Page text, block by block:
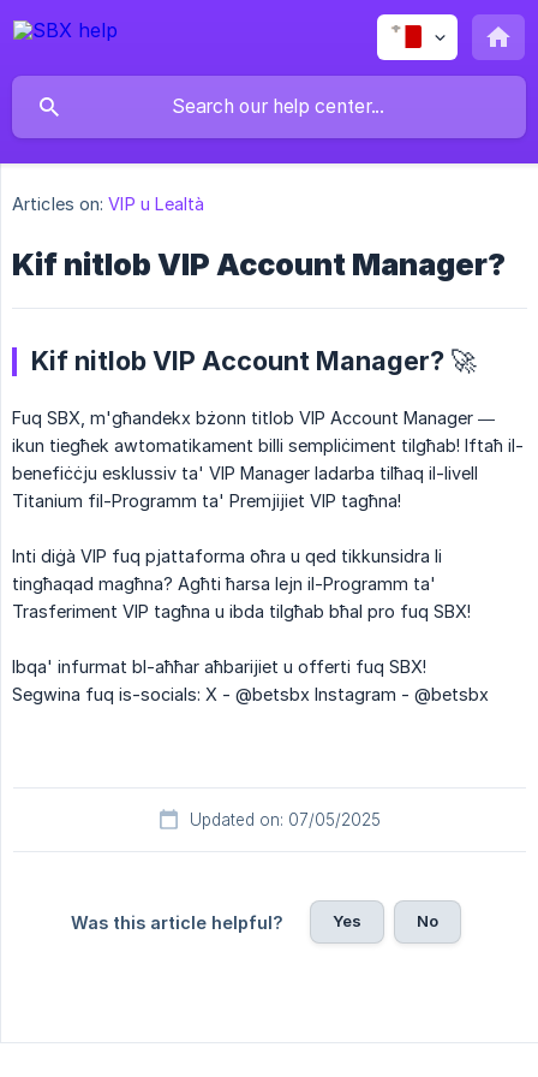
Articles on: VIP u Lealtà
Kif nitlob VIP Account Manager?
Kif nitlob VIP Account Manager? 🚀
Fuq SBX, m'għandekx bżonn titlob VIP Account Manager —
ikun tiegħek awtomatikament billi sempliċiment tilgħab! Iftaħ il-
benefiċċju esklussiv ta' VIP Manager ladarba tilħaq il-livell
Titanium fil-Programm ta' Premjijiet VIP tagħna!
Inti diġà VIP fuq pjattaforma oħra u qed tikkunsidra li
tingħaqad magħna? Agħti ħarsa lejn il-Programm ta'
Trasferiment VIP tagħna u ibda tilgħab bħal pro fuq SBX!
Ibqa' infurmat bl-aħħar aħbarijiet u offerti fuq SBX!
Segwina fuq is-socials: X - @betsbx Instagram - @betsbx
Updated on: 07/05/2025
Was this article helpful? Yes No